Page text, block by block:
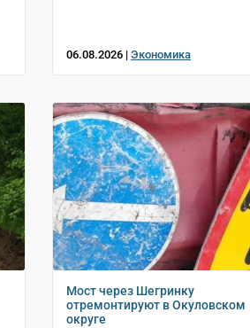
06.08.2026 | Экономика
Мост через Шегринку
отремонтируют в Окуловском
округе